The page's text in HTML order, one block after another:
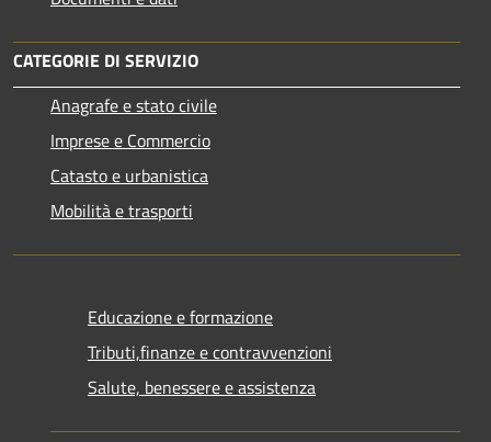
CATEGORIE DI SERVIZIO
Anagrafe e stato civile
Imprese e Commercio
Catasto e urbanistica
Mobilità e trasporti
Educazione e formazione
Tributi,finanze e contravvenzioni
Salute, benessere e assistenza